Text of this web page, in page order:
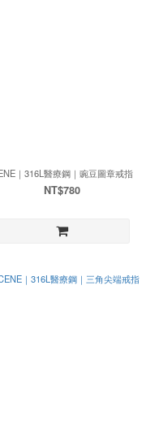
｜316L醫療鋼｜豌豆圖章戒指
NT$780